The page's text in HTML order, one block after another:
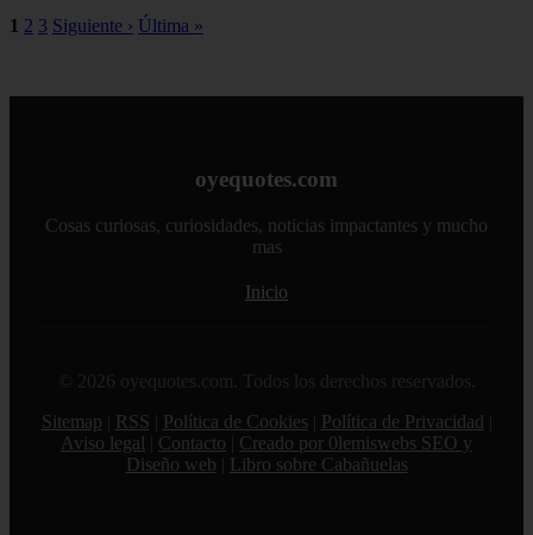
1 2 3 Siguiente › Última »
oyequotes.com
Cosas curiosas, curiosidades, noticias impactantes y mucho
mas
Inicio
© 2026 oyequotes.com. Todos los derechos reservados.
Sitemap
RSS Política de Cookies Política de Privacidad
Aviso legal
Contacto
Creado por 0lemiswebs SEO y
Diseño web
Libro sobre Cabañuelas